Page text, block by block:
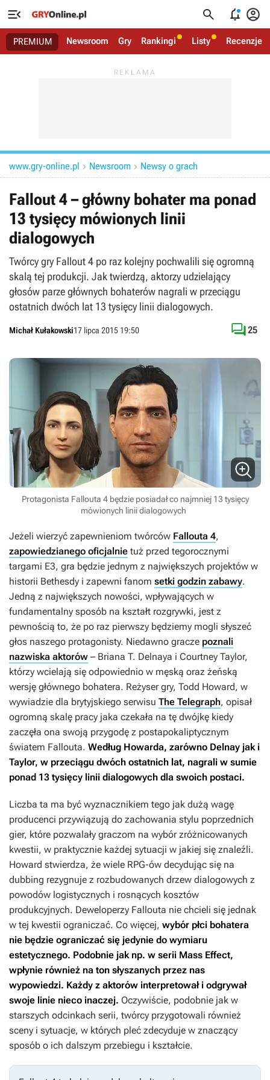
   
PREMIUM Newsroom Gry Rankingi Listy Recenzje
www.gry-online.pl  Newsroom  Newsy o grach
Fallout 4 – główny bohater ma ponad
13 tysięcy mówionych linii
dialogowych
Twórcy gry Fallout 4 po raz kolejny pochwalili się ogromną
skalą tej produkcji. Jak twierdzą, aktorzy udzielający
głosów parze głównych bohaterów nagrali w przeciągu
ostatnich dwóch lat 13 tysięcy linii dialogowych.
Michał Kułakowski17 lipca 2015 19:50 25
Protagonista Fallouta 4 będzie posiadał co najmniej 13 tysięcy
mówionych linii dialogowych
Jeżeli wierzyć zapewnieniom twórców Fallouta 4,
zapowiedzianego oficjalnie tuż przed tegorocznymi
targami E3, gra będzie jednym z największych projektów w
historii Bethesdy i zapewni fanom setki godzin zabawy.
Jedną z największych nowości, wpływających w
fundamentalny sposób na kształt rozgrywki, jest z
pewnością to, że po raz pierwszy będziemy mogli słyszeć
głos naszego protagonisty. Niedawno gracze poznali
nazwiska aktorów – Briana T. Delnaya i Courtney Taylor,
którzy wcielają się odpowiednio w męską oraz żeńską
wersję głównego bohatera. Reżyser gry, Todd Howard, w
wywiadzie dla brytyjskiego serwisu The Telegraph, opisał
ogromną skalę pracy jaka czekała na tę dwójkę kiedy
zaczęła ona swoją przygodę z postapokaliptycznym
światem Fallouta. Według Howarda, zarówno Delnay jak i
Taylor, w przeciągu dwóch ostatnich lat, nagrali w sumie
ponad 13 tysięcy linii dialogowych dla swoich postaci.
Liczba ta ma być wyznacznikiem tego jak dużą wagę
producenci przywiązują do zachowania stylu poprzednich
gier, które pozwalały graczom na wybór zróżnicowanych
kwestii, w praktycznie każdej sytuacji w jakiej się znaleźli.
Howard stwierdza, że wiele RPG-ów decydując się na
dubbing rezygnuje z rozbudowanych drzew dialogowych z
powodów logistycznych i rosnących kosztów
produkcyjnych. Deweloperzy Fallouta nie chcieli się jednak
w tej kwestii ograniczać. Co więcej, wybór płci bohatera
nie będzie ograniczać się jedynie do wymiaru
estetycznego. Podobnie jak np. w serii Mass Effect,
wpłynie również na ton słyszanych przez nas
wypowiedzi. Każdy z aktorów interpretował i odgrywał
swoje linie nieco inaczej. Oczywiście, podobnie jak w
starszych odcinkach serii, twórcy przygotowali również
sceny i sytuacje, w których pleć zdecyduje w znaczący
sposób o ich dalszym przebiegu i kształcie.